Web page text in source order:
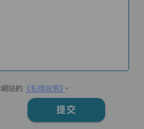
網站的 《私隱政策》 。
提交